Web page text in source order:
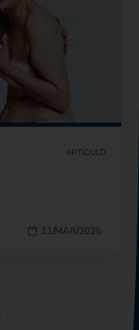
ARTÍCULO
11/MAR/2025